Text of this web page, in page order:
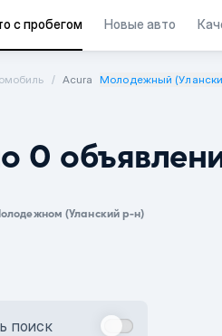
с пробегом Новые авто
Acura Молодежный
0
(Уланский р-н)
поиск